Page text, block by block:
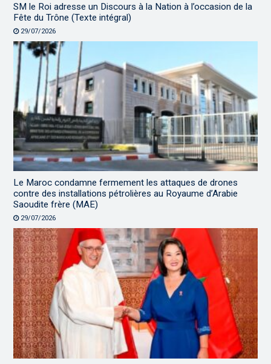
SM le Roi adresse un Discours à la Nation à l’occasion de la
Fête du Trône (Texte intégral)
29/07/2026
Le Maroc condamne fermement les attaques de drones
contre des installations pétrolières au Royaume d’Arabie
Saoudite frère (MAE)
29/07/2026